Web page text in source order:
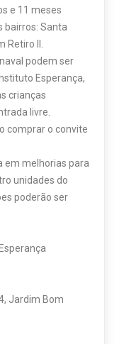
e 11 meses
bairros: Santa
II.
podem ser
Esperança,
crianças
livre.
comprar o convite
em melhorias para
unidades do
poderão ser
Jardim Bom